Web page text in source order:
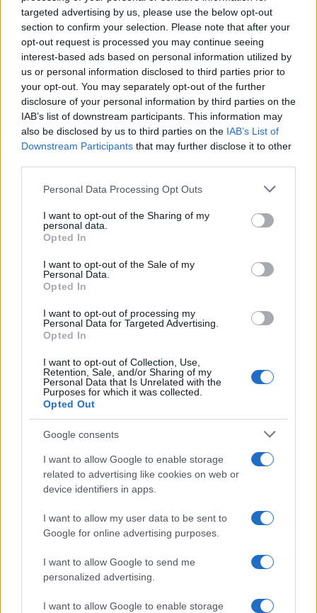
targeted advertising by us, please use the below opt-out
section to confirm your selection. Please note that after your
opt-out request is processed you may continue seeing
interest-based ads based on personal information utilized by
us or personal information disclosed to third parties prior to
your opt-out. You may separately opt-out of the further
disclosure of your personal information by third parties on the
IAB’s list of downstream participants. This information may
also be disclosed by us to third parties on the IAB’s List of
Downstream Participants that may further disclose it to other
Please note that this website/app uses one or more Google
not limited to your visit or usage behaviour. You may click to
grant or deny consent to Google and its third-party tags to
use your data for below specified purposes in below Google
consent section.
Personal Data Processing Opt Outs
I want to opt-out of the Sharing of my
personal data.
Opted In
I want to opt-out of the Sale of my
Personal Data.
Opted In
I want to opt-out of processing my
Personal Data for Targeted Advertising.
Opted In
I want to opt-out of Collection, Use,
Retention, Sale, and/or Sharing of my
Personal Data that Is Unrelated with the
Purposes for which it was collected.
Opted Out
Google consents
I want to allow Google to enable storage
related to advertising like cookies on web or
device identifiers in apps.
I want to allow my user data to be sent to
Google for online advertising purposes.
I want to allow Google to send me
personalized advertising.
I want to allow Google to enable storage
l’interruttore esiste e può essere premuto senza
preavviso. La risposta europea, tuttavia, è stata
quella di chiedere gentilmente che non venga
premuto, senza presentare un piano di autonomia
tecnologica. Questo approccio istituzionalizza la
dipendenza, rendendo l’accesso ai modelli AI
avanzati una concessione revocabile piuttosto che
un diritto codificato.
Edoardo Marchesi
Edoardo Marchesi, voce delle notizie di
in via Maqueda e decise di chiedere carte e
nomi: da allora predilige verifiche sul campo.
e custodisce una collezione di vecchie
mappe della città.